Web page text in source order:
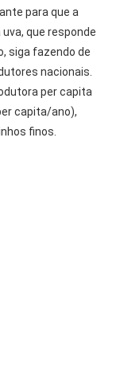
para que a
que responde
siga fazendo de
nacionais.
per capita
capita/ano),
finos.